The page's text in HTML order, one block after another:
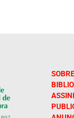
SOBRE